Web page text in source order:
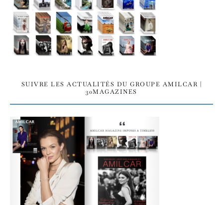
SUIVRE LES ACTUALITÉS DU GROUPE AMILCAR |
30MAGAZINES